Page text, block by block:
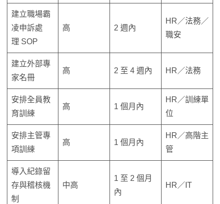
建立職場霸
凌申訴處
理 SOP
高 2 週內
HR／法務／
職安
建立外部專
家名冊
高 2 至 4 週內 HR／法務
安排全員教
育訓練
高 1 個月內
HR／訓練單
位
安排主管專
項訓練
高 1 個月內
HR／高階主
管
導入紀錄留
存與稽核機
制
中高
1 至 2 個月
內
HR／IT